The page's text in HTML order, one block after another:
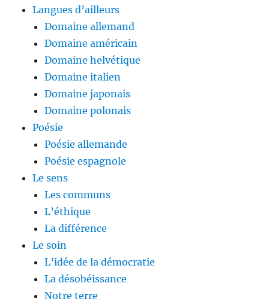
Langues d’ailleurs
Domaine allemand
Domaine américain
Domaine helvétique
Domaine italien
Domaine japonais
Domaine polonais
Poésie
Poésie allemande
Poésie espagnole
Le sens
Les communs
L’éthique
La différence
Le soin
L’idée de la démocratie
La désobéissance
Notre terre